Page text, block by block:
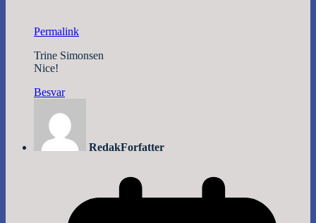
Permalink
Trine Simonsen
Nice!
Besvar
RedakForfatter